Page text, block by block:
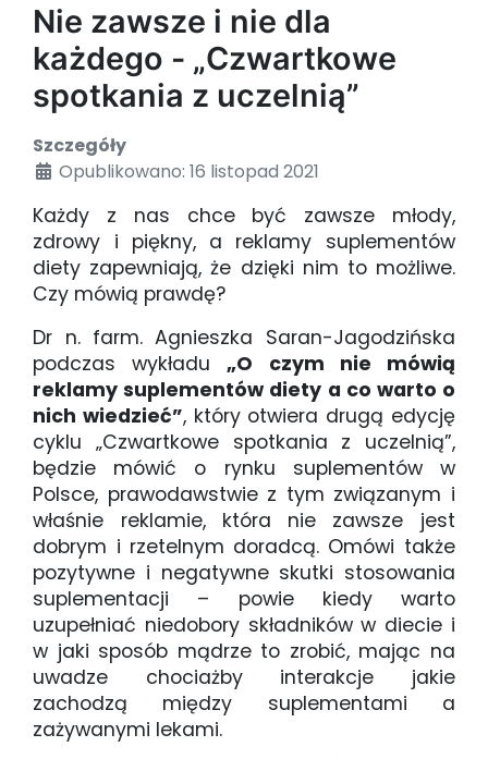
Nie zawsze i nie dla
każdego - „Czwartkowe
spotkania z uczelnią”
Szczegóły
Opublikowano: 16 listopad 2021
Każdy z nas chce być zawsze młody,
zdrowy i piękny, a reklamy suplementów
diety zapewniają, że dzięki nim to możliwe.
Czy mówią prawdę?
Dr n. farm. Agnieszka Saran-Jagodzińska
podczas wykładu„O czym nie mówią
reklamy suplementów diety a co warto o
nich wiedzieć”, który otwiera drugą edycję
cyklu „Czwartkowe spotkania z uczelnią”,
będzie mówić o rynku suplementów w
Polsce, prawodawstwie z tym związanym i
właśnie reklamie, która nie zawsze jest
dobrym i rzetelnym doradcą. Omówi także
pozytywne i negatywne skutki stosowania
suplementacji – powie kiedy warto
uzupełniać niedobory składników w diecie i
w jaki sposób mądrze to zrobić, mając na
uwadze chociażby interakcje jakie
zachodzą między suplementami a
zażywanymi lekami.